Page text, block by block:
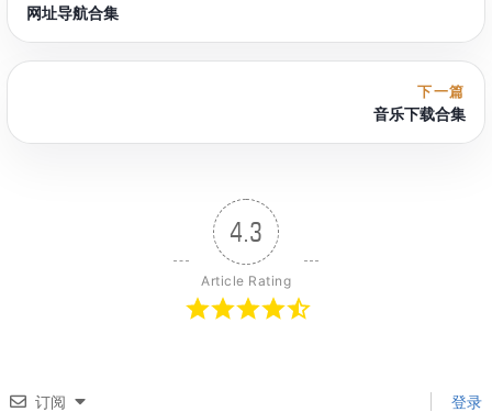
网址导航合集
下一篇
音乐下载合集
4.3
Article Rating
订阅 登录